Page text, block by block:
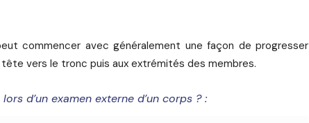
commencer avec généralement une façon de progresser
vers le tronc puis aux extrémités des membres.
d’un examen externe d’un corps ? :